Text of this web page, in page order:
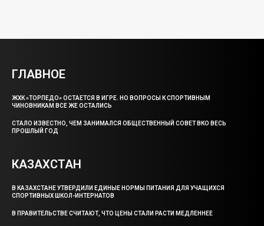
ГЛАВНОЕ
ЖХК «ТОРПЕДО» ОСТАЕТСЯ В ИГРЕ. НО ВОПРОСЫ К СПОРТИВНЫМ
ЧИНОВНИКАМ ВСЕ ЖЕ ОСТАЛИСЬ
СТАЛО ИЗВЕСТНО, ЧЕМ ЗАНИМАЛСЯ ОБЩЕСТВЕННЫЙ СОВЕТ ВКО ВЕСЬ
ПРОШЛЫЙ ГОД
КАЗАХСТАН
В КАЗАХСТАНЕ УТВЕРДИЛИ ЕДИНЫЕ НОРМЫ ПИТАНИЯ ДЛЯ УЧАЩИХСЯ
СПОРТИВНЫХ ШКОЛ-ИНТЕРНАТОВ
В ПРАВИТЕЛЬСТВЕ СЧИТАЮТ, ЧТО ЦЕНЫ СТАЛИ РАСТИ МЕДЛЕННЕЕ